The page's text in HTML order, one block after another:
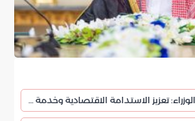
رئاسة ولي العهد لمجلس الوزراء: تعزيز الاستدامة الاقتصادية وخدمة ضيوف الرحمن